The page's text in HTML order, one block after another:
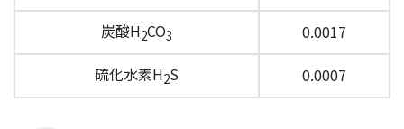
炭酸H2CO3
0.0017
硫化水素H2S 0.0007